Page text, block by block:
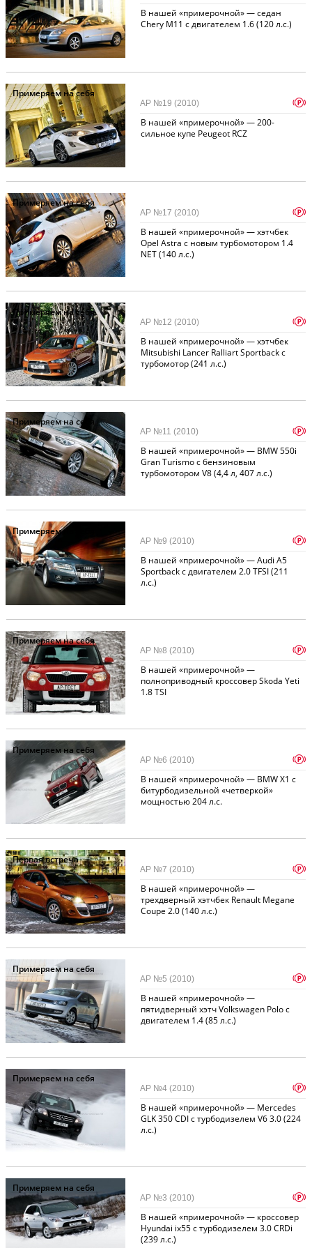
В нашей «примерочной» — седан
Chery M11 с двигателем 1.6 (120 л.с.)
Примеряем на себя
В нашей «примерочной» — 200-
сильное купе Peugeot RCZ
АР №19 (2010) p
Примеряем на себя
В нашей «примерочной» — хэтчбек
Opel Astra с новым турбомотором 1.4
NET (140 л.с.)
АР №17 (2010) p
Примеряем на себя
В нашей «примерочной» — хэтчбек
Mitsubishi Lancer Ralliart Sportback с
турбомотор (241 л.с.)
АР №12 (2010) p
Примеряем на себя
В нашей «примерочной» — BMW 550i
Gran Turismo с бензиновым
турбомотором V8 (4,4 л, 407 л.с.)
АР №11 (2010) p
Примеряем на себя
В нашей «примерочной» — Audi A5
Sportback с двигателем 2.0 TFSI (211
л.с.)
АР №9 (2010) p
Примеряем на себя
В нашей «примерочной» —
полноприводный кроссовер Skoda Yeti
1.8 TSI
АР №8 (2010) p
Примеряем на себя
В нашей «примерочной» — BMW X1 с
битурбодизельной «четверкой»
мощностью 204 л.с.
АР №6 (2010) p
Первая встреча
В нашей «примерочной» —
трехдверный хэтчбек Renault Megane
Coupe 2.0 (140 л.с.)
АР №7 (2010) p
Примеряем на себя
В нашей «примерочной» —
пятидверный хэтч Volkswagen Polo с
двигателем 1.4 (85 л.с.)
АР №5 (2010) p
Примеряем на себя
В нашей «примерочной» — Mercedes
GLK 350 CDI с турбодизелем V6 3.0 (224
л.с.)
АР №4 (2010) p
Примеряем на себя
В нашей «примерочной» — кроссовер
Hyundai ix55 с турбодизелем 3.0 CRDi
(239 л.с.)
АР №3 (2010) p